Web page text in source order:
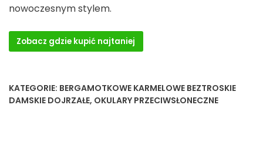
nowoczesnym stylem.
Zobacz gdzie kupić najtaniej
KATEGORIE: BERGAMOTKOWE KARMELOWE BEZTROSKIE
DAMSKIE DOJRZAŁE, OKULARY PRZECIWSŁONECZNE